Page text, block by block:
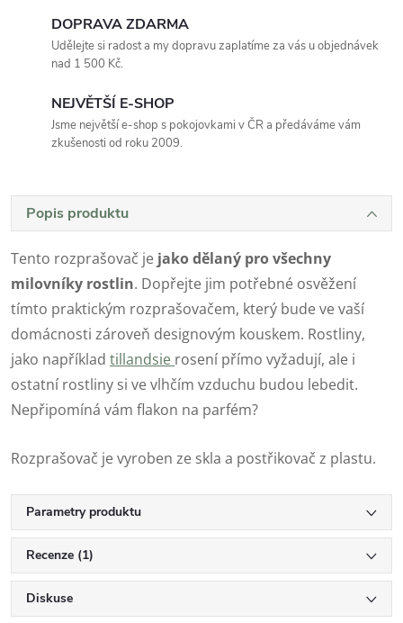
DOPRAVA ZDARMA
Udělejte si radost a my dopravu zaplatíme za vás u objednávek
nad 1 500 Kč.
NEJVĚTŠÍ E-SHOP
Jsme největší e-shop s pokojovkami v ČR a předáváme vám
zkušenosti od roku 2009.
Popis produktu
Tento rozprašovač je jako dělaný pro všechny
milovníky rostlin. Dopřejte jim potřebné osvěžení
tímto praktickým rozprašovačem, který bude ve vaší
domácnosti zároveň designovým kouskem. Rostliny,
jako například tillandsie rosení přímo vyžadují, ale i
ostatní rostliny si ve vlhčím vzduchu budou lebedit.
Nepřipomíná vám flakon na parfém?
Rozprašovač je vyroben ze skla a postřikovač z plastu.
Parametry produktu
Recenze (1)
Diskuse